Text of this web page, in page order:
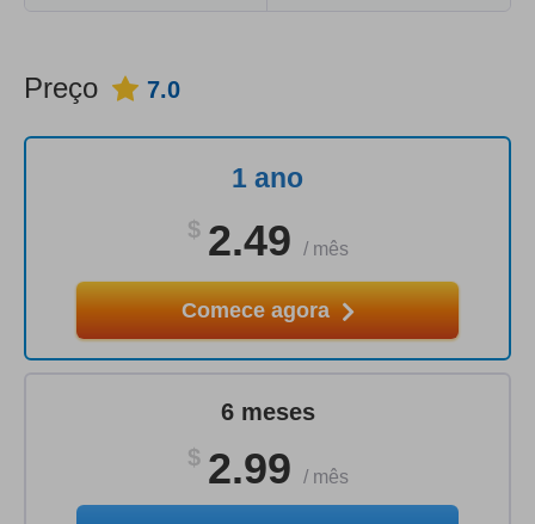
Preço 7.0
1 ano
$ 2.49 / mês
Comece agora
6 meses
$ 2.99 / mês